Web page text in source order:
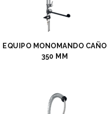
EQUIPO MONOMANDO CAÑO
350 MM